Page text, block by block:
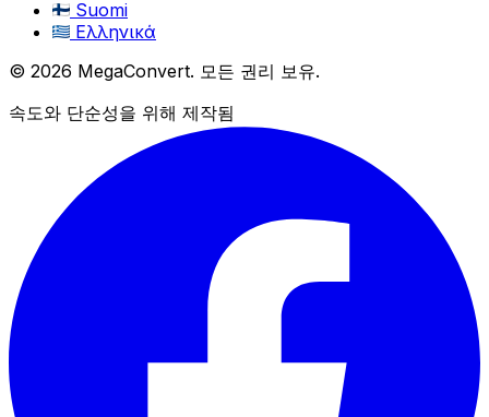
Suomi
Ελληνικά
© 2026 MegaConvert. 모든 권리 보유.
속도와 단순성을 위해 제작됨